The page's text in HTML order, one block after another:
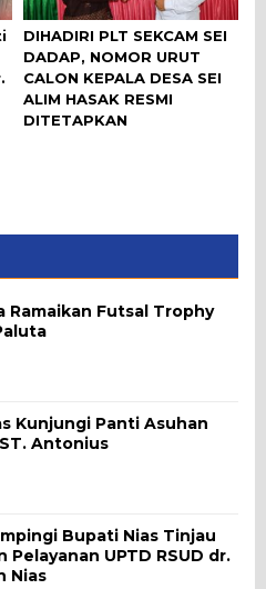
DIHADIRI PLT SEKCAM SEI
DADAP, NOMOR URUT
CALON KEPALA DESA SEI
ALIM HASAK RESMI
DITETAPKAN
Ramaikan Futsal Trophy
Kunjungi Panti Asuhan
Antonius
Bupati Nias Tinjau
Pelayanan UPTD RSUD dr.
Nias